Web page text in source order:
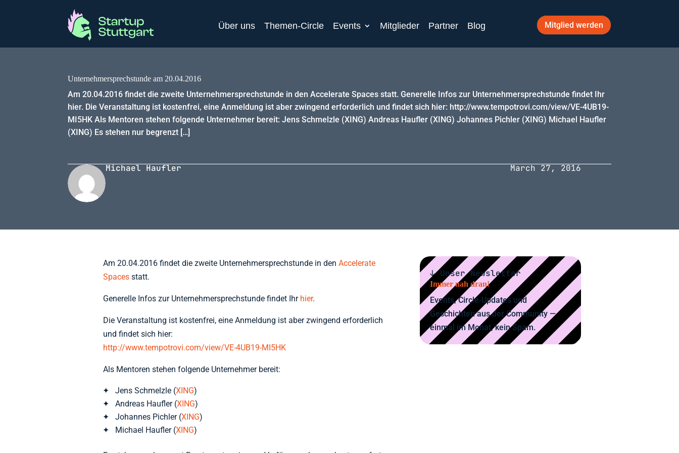
Über uns Themen-Circle Events Mitglieder Partner Blog Mitglied werden
Unternehmersprechstunde am 20.04.2016
Am 20.04.2016 findet die zweite Unternehmersprechstunde in den Accelerate Spaces statt. Generelle Infos zur Unternehmersprechstunde findet Ihr
hier. Die Veranstaltung ist kostenfrei, eine Anmeldung ist aber zwingend erforderlich und findet sich hier: http://www.tempotrovi.com/view/VE-4UB19-
MI5HK Als Mentoren stehen folgende Unternehmer bereit: Jens Schmelzle (XING) Andreas Haufler (XING) Johannes Pichler (XING) Michael Haufler
(XING) Es stehen nur begrenzt […]
Michael Haufler March 27, 2016
Am 20.04.2016 findet die zweite Unternehmersprechstunde in den Accelerate
Spacesstatt.
Generelle Infos zur Unternehmersprechstunde findet Ihr hier.
Die Veranstaltung ist kostenfrei, eine Anmeldung ist aber zwingend erforderlich
und findet sich hier:
http://www.tempotrovi.com/view/VE-4UB19-MI5HK
Als Mentoren stehen folgende Unternehmer bereit:
Jens Schmelzle (XING)
Andreas Haufler (XING)
Johannes Pichler (XING)
Michael Haufler (XING)
↓ Unser Newsletter
Immer nah dran!
Events, Circle-Updates und
Geschichten aus der Community —
einmal im Monat, kein Spam.